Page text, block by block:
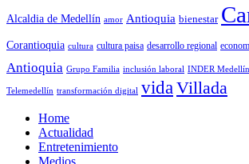
Alcaldia de Medellín amor Antioquia bienestar
Corantioquia cultura cultura paisa desarrollo regional
Antioquia Grupo Familia inclusión laboral INDER Medellín
Telemedellín transformación digital vida Villada
Home
Actualidad
Entretenimiento
Medios